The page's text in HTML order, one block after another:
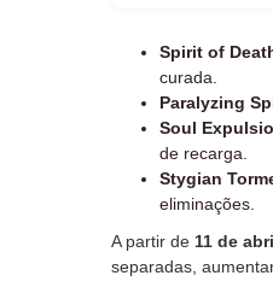
Spirit of
curada.
Paralyzing
Soul
de recarga.
Stygian
eliminações.
A partir de 11 de
separadas,